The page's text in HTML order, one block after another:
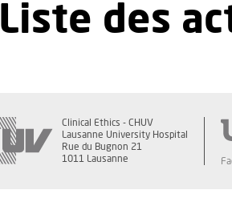
Liste des
Clinical Ethics - CHUV
Lausanne University Hospital
Rue du Bugnon 21
1011 Lausanne